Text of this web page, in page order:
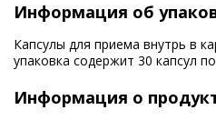
Информация об
Капсулы для приема внутрь в
упаковка содержит 30 капсул
Информация о